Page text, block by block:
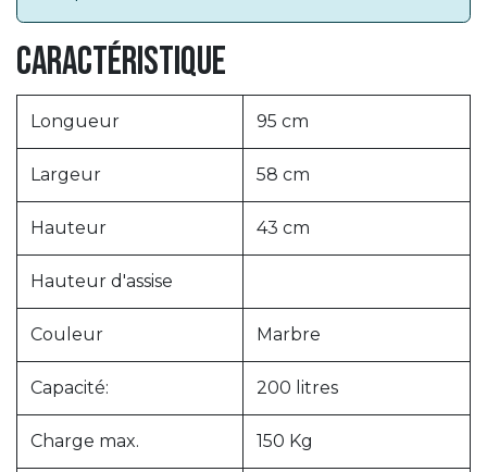
Caractéristique
Longueur 95 cm
Largeur 58 cm
Hauteur 43 cm
Hauteur d'assise
Couleur Marbre
Capacité: 200 litres
Charge max. 150 Kg